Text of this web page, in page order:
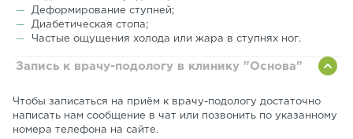
Деформирование ступней;
Диабетическая стопа;
Частые ощущения холода или жара в ступнях ног.
Запись к врачу-подологу в клинику "Основа"
Чтобы записаться на приём к врачу-подологу достаточно
написать нам сообщение в чат или позвонить по указанному
номера телефона на сайте.